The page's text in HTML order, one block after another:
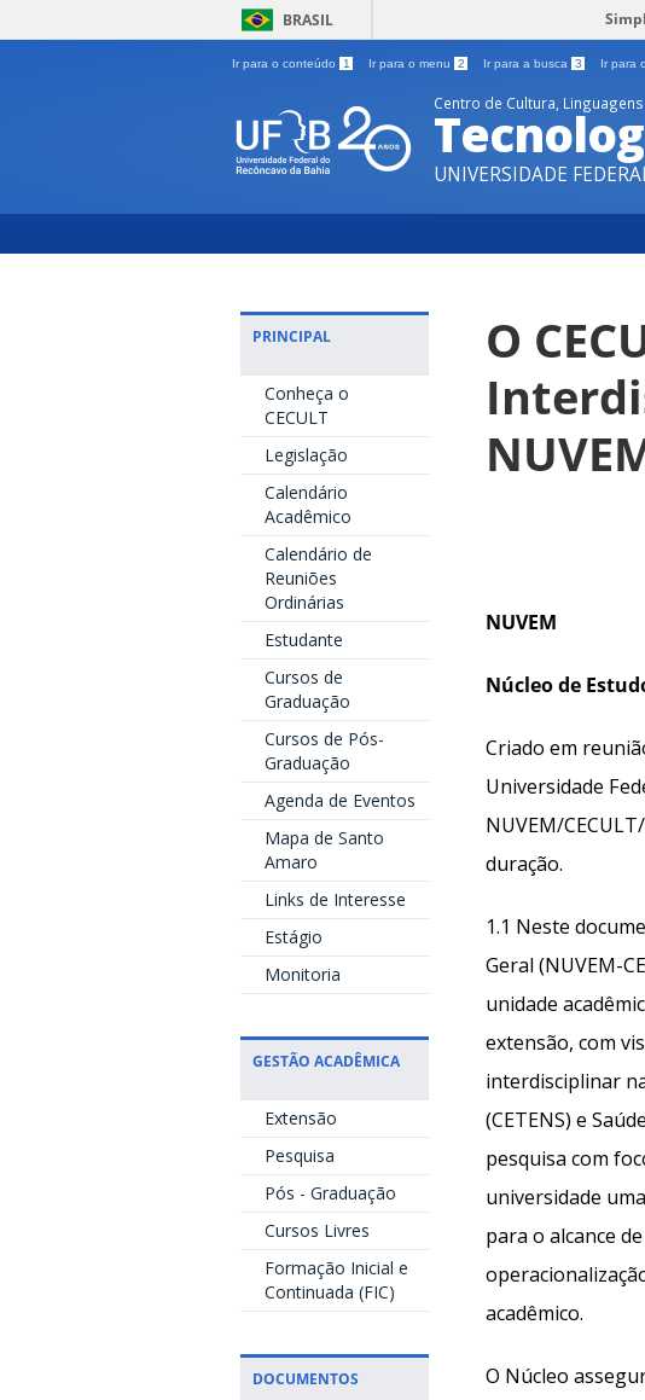
BRASIL
Ir para o conteúdo 1 Ir para o menu 2 Ir para a busca 3 Ir para
Centro de Cultura, Linguagens
UNIVERSIDADE
PRINCIPAL
Conheça o
CECULT
Legislação
Calendário
Acadêmico
Calendário de
Reuniões
Ordinárias
Estudante
Cursos de
Graduação
Cursos de Pós-
Graduação
Agenda de Eventos
Mapa de Santo
Amaro
Links de Interesse
Estágio
Monitoria
GESTÃO ACADÊMICA
Extensão
Pesquisa
Pós - Graduação
Cursos Livres
Formação Inicial e
Continuada (FIC)
DOCUMENTOS
O
NUVEM
Núcleo de
Criado em
Universidade
NUVEM/
duração.
1.1 Neste
Geral (NUVEM-
unidade
extensão, com
interdisciplinar
(CETENS) e
pesquisa com
universidade
para o alcance
acadêmico.
O Núcleo